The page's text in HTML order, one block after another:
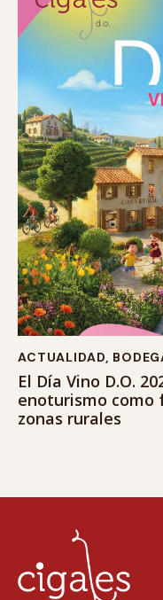
ACTUALIDAD,
El Día Vino D.O.
enoturismo como
zonas rurales